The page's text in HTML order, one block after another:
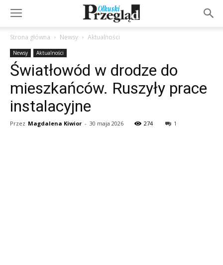
Strona główna Newsy Aktualności
Newsy Aktualności
Światłowód w drodze do
mieszkańców. Ruszyły prace
instalacyjne
Przez Magdalena Kiwior - 30 maja 2026 274 1